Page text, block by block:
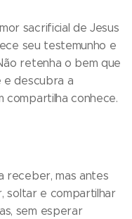
sacrificial de Jesus
seu testemunho e
retenha o bem que
e descubra a
compartilha conhece.
receber, mas antes
soltar e compartilhar
sem esperar